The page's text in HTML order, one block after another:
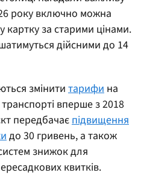
року включно можна
за старими цінами.
дійсними до 14
змінити тарифи на
вперше з 2018
передбачаєпідвищення
до 30 гривень, а також
знижок для
квитків.